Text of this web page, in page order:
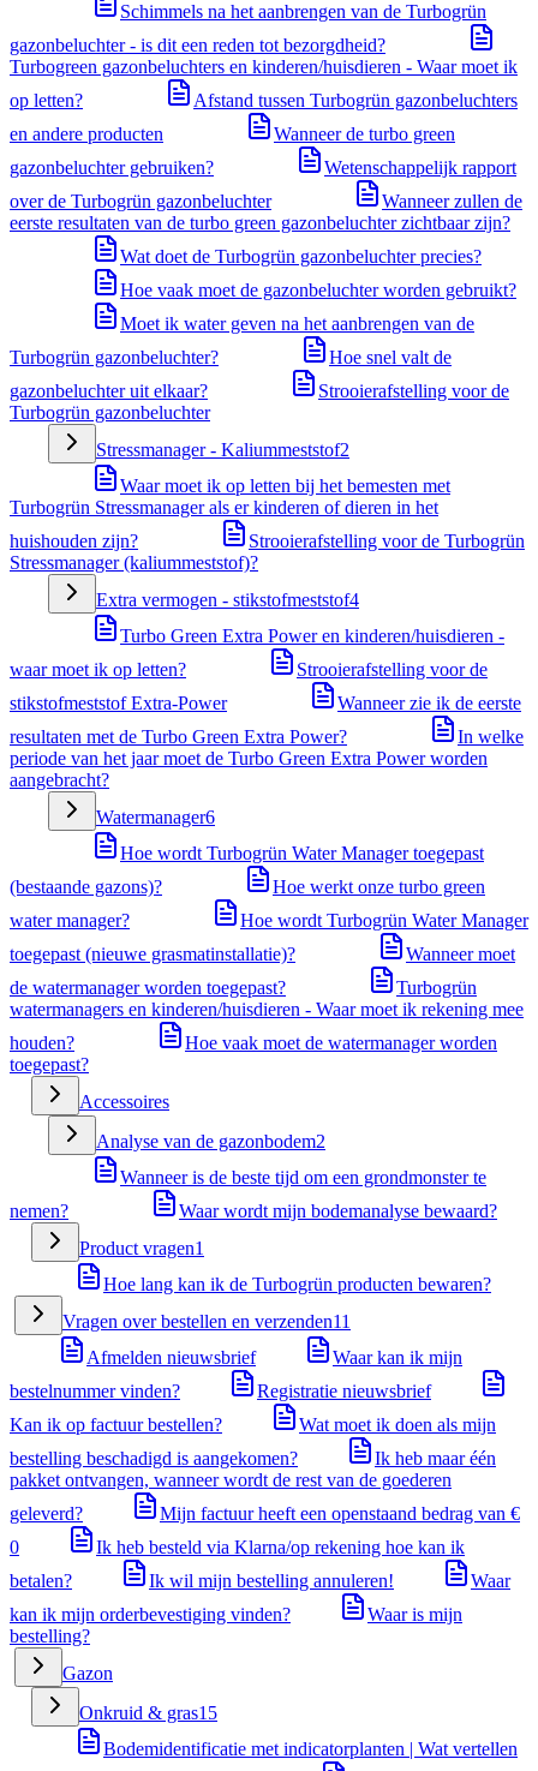
Schimmels na het aanbrengen van de Turbogrün
gazonbeluchter - is dit een reden tot bezorgdheid?
Turbogreen gazonbeluchters en kinderen/huisdieren - Waar moet ik
op letten?
Afstand tussen Turbogrün gazonbeluchters
en andere producten
Wanneer de turbo green
gazonbeluchter gebruiken?
Wetenschappelijk rapport
over de Turbogrün gazonbeluchter
Wanneer zullen de
eerste resultaten van de turbo green gazonbeluchter zichtbaar zijn?
Wat doet de Turbogrün gazonbeluchter precies?
Hoe vaak moet de gazonbeluchter worden gebruikt?
Moet ik water geven na het aanbrengen van de
Turbogrün gazonbeluchter?
Hoe snel valt de
gazonbeluchter uit elkaar?
Strooierafstelling voor de
Turbogrün gazonbeluchter
Stressmanager - Kaliummeststof2
Waar moet ik op letten bij het bemesten met
Turbogrün Stressmanager als er kinderen of dieren in het
huishouden zijn?
Strooierafstelling voor de Turbogrün
Stressmanager (kaliummeststof)?
Extra vermogen - stikstofmeststof4
Turbo Green Extra Power en kinderen/huisdieren -
waar moet ik op letten?
Strooierafstelling voor de
stikstofmeststof Extra-Power
Wanneer zie ik de eerste
resultaten met de Turbo Green Extra Power?
In welke
periode van het jaar moet de Turbo Green Extra Power worden
aangebracht?
Watermanager6
Hoe wordt Turbogrün Water Manager toegepast
(bestaande gazons)?
Hoe werkt onze turbo green
water manager?
Hoe wordt Turbogrün Water Manager
toegepast (nieuwe grasmatinstallatie)?
Wanneer moet
de watermanager worden toegepast?
Turbogrün
watermanagers en kinderen/huisdieren - Waar moet ik rekening mee
houden?
Hoe vaak moet de watermanager worden
toegepast?
Accessoires
Analyse van de gazonbodem2
Wanneer is de beste tijd om een grondmonster te
nemen?
Waar wordt mijn bodemanalyse bewaard?
Product vragen1
Hoe lang kan ik de Turbogrün producten bewaren?
Vragen over bestellen en verzenden11
Afmelden nieuwsbrief
Waar kan ik mijn
bestelnummer vinden?
Registratie nieuwsbrief
Kan ik op factuur bestellen?
Wat moet ik doen als mijn
bestelling beschadigd is aangekomen?
Ik heb maar één
pakket ontvangen, wanneer wordt de rest van de goederen
geleverd?
Mijn factuur heeft een openstaand bedrag van €
0
Ik heb besteld via Klarna/op rekening hoe kan ik
betalen?
Ik wil mijn bestelling annuleren!
Waar
kan ik mijn orderbevestiging vinden?
Waar is mijn
bestelling?
Gazon
Onkruid & gras15
Bodemidentificatie met indicatorplanten | Wat vertellen